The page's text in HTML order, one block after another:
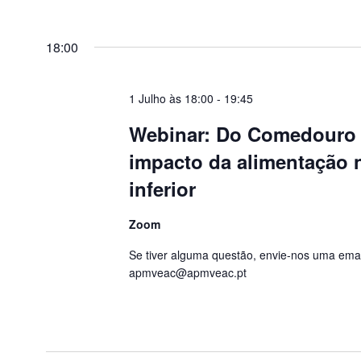
18:00
1 Julho às 18:00 - 19:45
Webinar: Do
impacto da alimentação
inferior
Zoom
Se tiver alguma questão, envie-nos uma
apmveac@apmveac.pt